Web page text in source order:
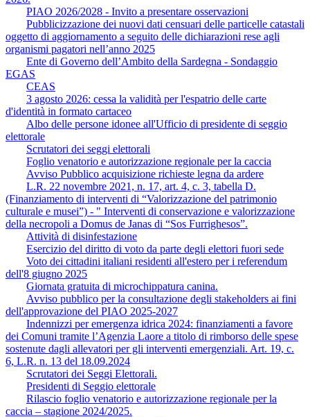
PIAO 2026/2028 - Invito a presentare osservazioni
Pubblicizzazione dei nuovi dati censuari delle particelle catastali
oggetto di aggiornamento a seguito delle dichiarazioni rese agli
organismi pagatori nell’anno 2025
Ente di Governo dell’Ambito della Sardegna - Sondaggio
EGAS
CEAS
3 agosto 2026: cessa la validità per l'espatrio delle carte
d'identità in formato cartaceo
Albo delle persone idonee all'Ufficio di presidente di seggio
elettorale
Scrutatori dei seggi elettorali
Foglio venatorio e autorizzazione regionale per la caccia
Avviso Pubblico acquisizione richieste legna da ardere
L.R. 22 novembre 2021, n. 17, art. 4, c. 3, tabella D.
(Finanziamento di interventi di “Valorizzazione del patrimonio
culturale e musei”) - " Interventi di conservazione e valorizzazione
della necropoli a Domus de Janas di “Sos Furrighesos”.
Attività di disinfestazione
Esercizio del diritto di voto da parte degli elettori fuori sede
Voto dei cittadini italiani residenti all'estero per i referendum
dell'8 giugno 2025
Giornata gratuita di microchippatura canina.
Avviso pubblico per la consultazione degli stakeholders ai fini
dell'approvazione del PIAO 2025-2027
Indennizzi per emergenza idrica 2024: finanziamenti a favore
dei Comuni tramite l’Agenzia Laore a titolo di rimborso delle spese
sostenute dagli allevatori per gli interventi emergenziali. Art. 19, c.
6, L.R. n. 13 del 18.09.2024
Scrutatori dei Seggi Elettorali.
Presidenti di Seggio elettorale
Rilascio foglio venatorio e autorizzazione regionale per la
caccia – stagione 2024/2025.